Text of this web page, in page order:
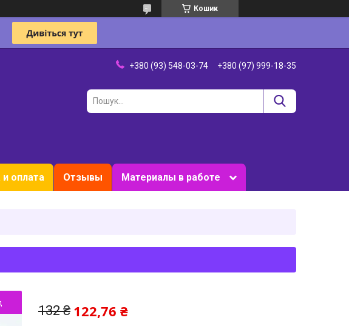
Кошик
+380 (93) 548-03-74 +380 (97) 999-18-35
оплата Отзывы Материалы в работе
132 ₴ 122,76 ₴